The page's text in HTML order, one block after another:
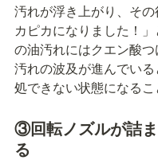
汚れが浮き上がり、そ
カピカになりました！
の油汚れにはクエン酸
汚れの波及が進んでい
処できない状態になるこ
③回転ノズルが詰
る